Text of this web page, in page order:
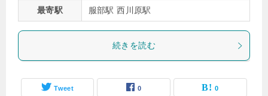
最寄駅 服部駅 西川原駅
続きを読む
Tweet 0 0